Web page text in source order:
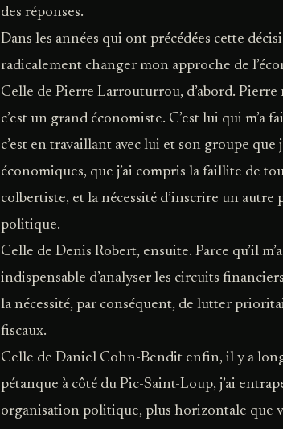
des réponses.
Dans les années qui ont précédées cette
radicalement changer mon approche de
Celle de Pierre Larrouturrou, d’abord. Pierre
c’est un grand économiste. C’est lui qui m’a
c’est en travaillant avec lui et son groupe que
économiques, que j’ai compris la faillite de
colbertiste, et la nécessité d’inscrire un
politique.
Celle de Denis Robert, ensuite. Parce qu’il
indispensable d’analyser les circuits
la nécessité, par conséquent, de lutter
fiscaux.
Celle de Daniel Cohn-Bendit enfin, il y a
pétanque à côté du Pic-Saint-Loup, j’ai
organisation politique, plus horizontale que